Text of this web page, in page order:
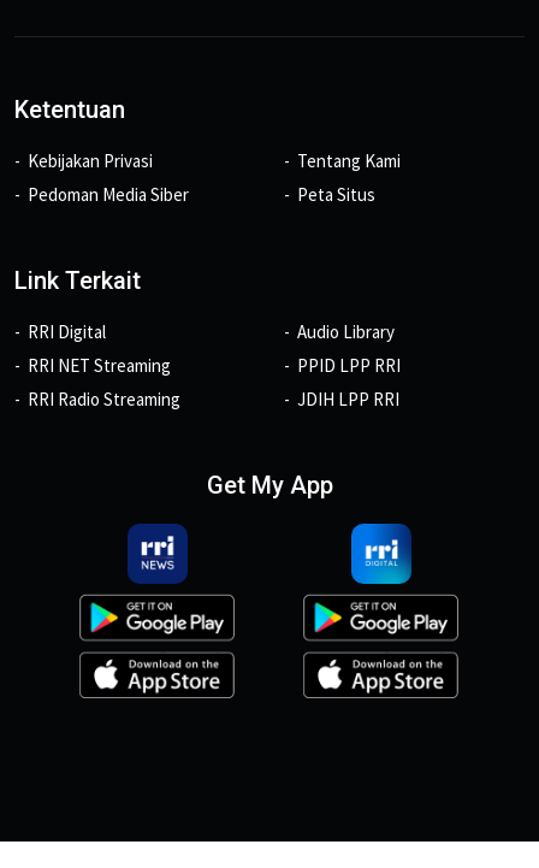
Ketentuan
Kebijakan Privasi
Pedoman Media Siber
Tentang Kami
Peta Situs
Link Terkait
RRI Digital
RRI NET Streaming
RRI Radio Streaming
Audio Library
PPID LPP RRI
JDIH LPP RRI
Get My App